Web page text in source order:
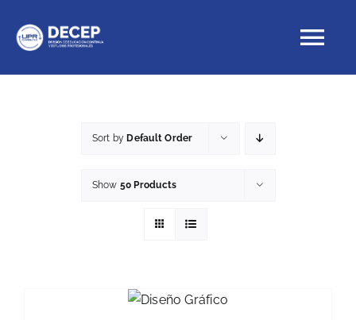
content
Sort by Default Order
Show 50 Products